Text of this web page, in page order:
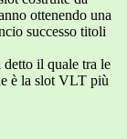
ottenendo una
successo titoli
il quale tra le
è la slot VLT più